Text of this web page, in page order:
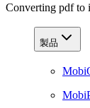
Converting pdf to
製品